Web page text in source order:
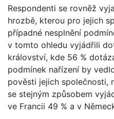
Respondenti se rovněž
hrozbě, kterou pro jejich
případné nesplnění
v tomto ohledu vyjádřili
království, kde 56 %
podmínek nařízení by
pověsti jejich společnosti,
se stejným způsobem
ve Francii 49 % a v